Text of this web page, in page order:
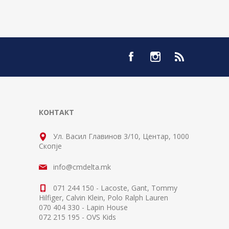
КОНТАКТ
Ул. Васил Главинов 3/10, Центар, 1000
Скопје
info@cmdelta.mk
071 244 150 - Lacoste, Gant, Tommy
Hilfiger, Calvin Klein, Polo Ralph Lauren
070 404 330 - Lapin House
072 215 195 - OVS Kids